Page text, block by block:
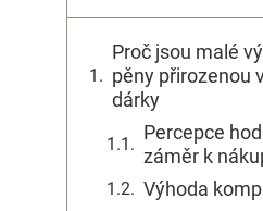
Proč jsou malé
pěny přirozenou
dárky
Percepce
záměr k
Výhoda